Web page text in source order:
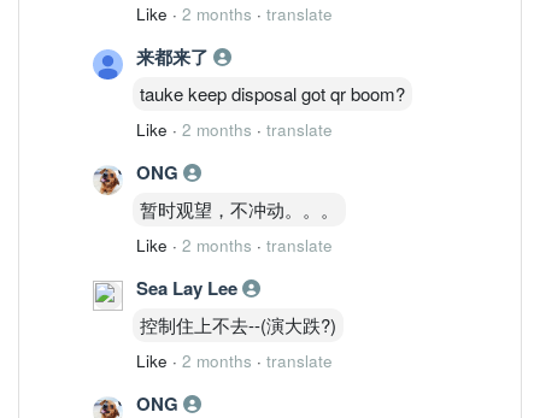
Like · 2 months · translate
来都来了
tauke keep disposal got qr boom?
Like · 2 months · translate
ONG
暂时观望，不冲动。。。
Like · 2 months · translate
Sea Lay Lee
控制住上不去--(演大跌?)
Like · 2 months · translate
ONG